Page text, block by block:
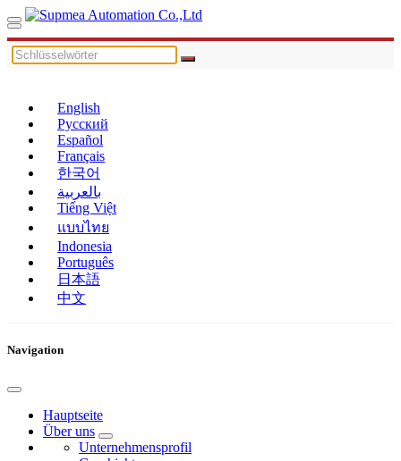
English
Русский
Español
Français
한국어
بالعربية
Tiếng Việt
แบบไทย
Indonesia
Português
日本語
中文
Navigation
Hauptseite
Über uns
Unternehmensprofil